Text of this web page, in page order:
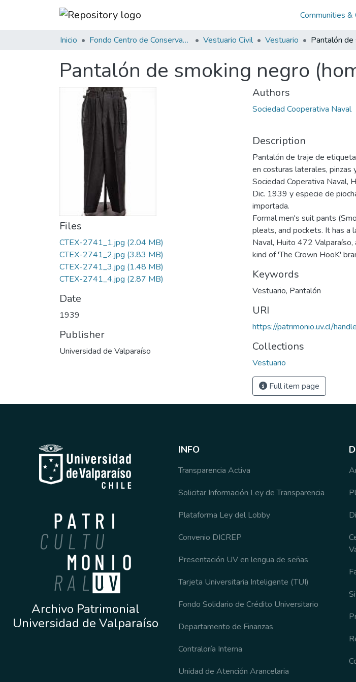
Communities &
Inicio Fondo Centro de Conservación de Textiles Vestuario Civil Vestuario
Pantalón de smoking negro
Files
CTEX-2741_1.jpg (2.04 MB)
CTEX-2741_2.jpg (3.83 MB)
CTEX-2741_3.jpg (1.48 MB)
CTEX-2741_4.jpg (2.87 MB)
Date
1939
Publisher
Universidad de Valparaíso
Authors
Sociedad Cooperativa Naval
Description
Pantalón de traje de
en costuras laterales, pinzas
Sociedad Coperativa Naval,
Dic. 1939 y especie de
importada.
Formal men's suit pants
pleats, and pockets. It has a
Naval, Huito 472
kind of 'The Crown HooK'
Keywords
Vestuario, Pantalón
URI
https://patrimonio.uv.cl/
Collections
Vestuario
Full item page
Archivo Patrimonial
Universidad de Valparaíso
INFO
Transparencia Activa
Solicitar Información Ley de Transparencia
Plataforma Ley del Lobby
Convenio DICREP
Presentación UV en lengua de señas
Tarjeta Universitaria Inteligente (TUI)
Fondo Solidario de Crédito Universitario
Departamento de Finanzas
Contraloría Interna
Unidad de Atención Arancelaria